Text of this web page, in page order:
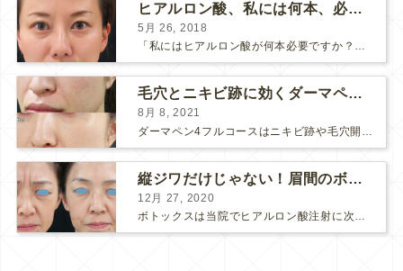
ヒアルロン酸、私には何本、必要ですか？
5月 26, 2018
「私にはヒアルロン酸が何本必要ですか？」 診察の時によく聞かれますが、なかなか難しい質問です。 どこまでこだわってキレイにしたいかによって 使うヒアルロン酸の量が変わるからです。 前回もご紹介させ...
毛穴とニキビ跡に効くダーマペン４フルコース
8月 8, 2021
ダーマペン4フルコースはニキビ跡や毛穴開きで悩まれている方に自信を持ってお勧めできる美肌治療です。 ↑ ダーマペン4フルコースを4回行いました。 ニキビ跡と毛穴開きが改善して肌のキメが整いまし...
縦ジワだけじゃない！眉間のボトックス注射
12月 27, 2020
ボトックスは当院でヒアルロン酸注射に次いで人気のある治療です。 私自身、美容治療が制限されていた妊娠・授乳中に一番やりたかったのはボトックスで、 「ボトックスが世の中から無くなったら困る！」と...